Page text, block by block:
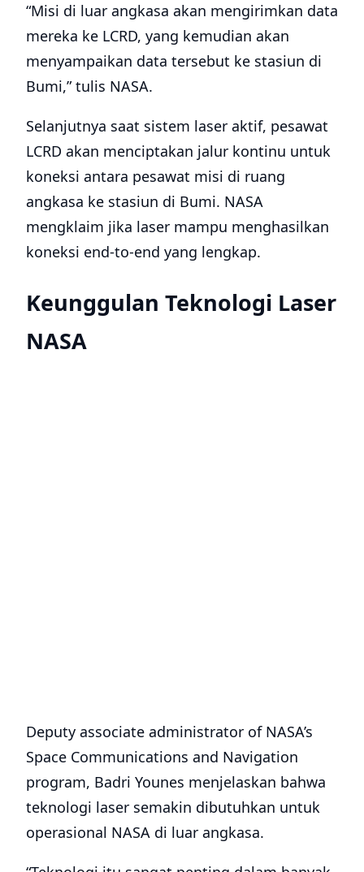
“Misi di luar angkasa akan mengirimkan data
mereka ke LCRD, yang kemudian akan
menyampaikan data tersebut ke stasiun di
Bumi,” tulis NASA.
Selanjutnya saat sistem laser aktif, pesawat
LCRD akan menciptakan jalur kontinu untuk
koneksi antara pesawat misi di ruang
angkasa ke stasiun di Bumi. NASA
mengklaim jika laser mampu menghasilkan
koneksi end-to-end yang lengkap.
Keunggulan Teknologi Laser
NASA
Deputy associate administrator of NASA’s
Space Communications and Navigation
program, Badri Younes menjelaskan bahwa
teknologi laser semakin dibutuhkan untuk
operasional NASA di luar angkasa.